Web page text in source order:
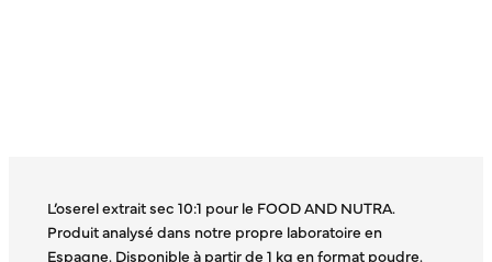
L’oserel extrait sec 10:1 pour le FOOD AND NUTRA.
Produit analysé dans notre propre laboratoire en
Espagne. Disponible à partir de 1 kg en format poudre.